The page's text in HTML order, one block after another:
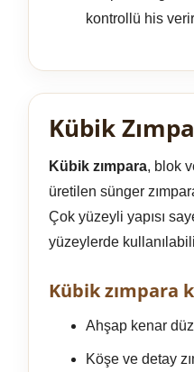
kontrollü his
Kübik
Kübik zımpara, blok
üretilen sünger
Çok yüzeyli yapısı
yüzeylerde
Kübik zımpara
Ahşap kenar
Köşe ve detay